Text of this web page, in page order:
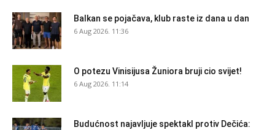
Balkan se pojačava, klub raste iz dana u dan
6 Aug 2026. 11:36
O potezu Vinisijusa Žuniora bruji cio svijet!
6 Aug 2026. 11:14
Budućnost najavljuje spektakl protiv Dečića: